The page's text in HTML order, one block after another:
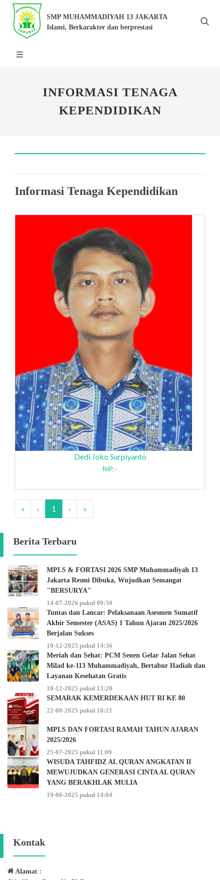
SMP MUHAMMADIYAH 13 JAKARTA
Islami, Berkarakter dan berprestasi
INFORMASI TENAGA
KEPENDIDIKAN
Informasi Tenaga Kependidikan
Dedi Joko Surpiyanto
NIP: -
« ‹ 1 › »
Berita Terbaru
MPLS & FORTASI 2026 SMP Muhammadiyah 13
Jakarta Resmi Dibuka, Wujudkan Semangat
"BERSURYA"
14-07-2026 pukul 09:50
Tuntas dan Lancar: Pelaksanaan Asesmen Sumatif
Akhir Semester (ASAS) 1 Tahun Ajaran 2025/2026
Berjalan Sukses
10-12-2025 pukul 14:36
Meriah dan Sehat: PCM Senen Gelar Jalan Sehat
Milad ke-113 Muhammadiyah, Bertabur Hadiah dan
Layanan Kesehatan Gratis
10-12-2025 pukul 13:20
SEMARAK KEMERDEKAAN HUT RI KE 80
22-08-2025 pukul 10:21
MPLS DAN FORTASI RAMAH TAHUN AJARAN
2025/2026
25-07-2025 pukul 11:09
WISUDA TAHFIDZ AL QURAN ANGKATAN II
MEWUJUDKAN GENERASI CINTA AL QURAN
YANG BERAKHLAK MULIA
19-06-2025 pukul 14:04
Kontak
Alamat :